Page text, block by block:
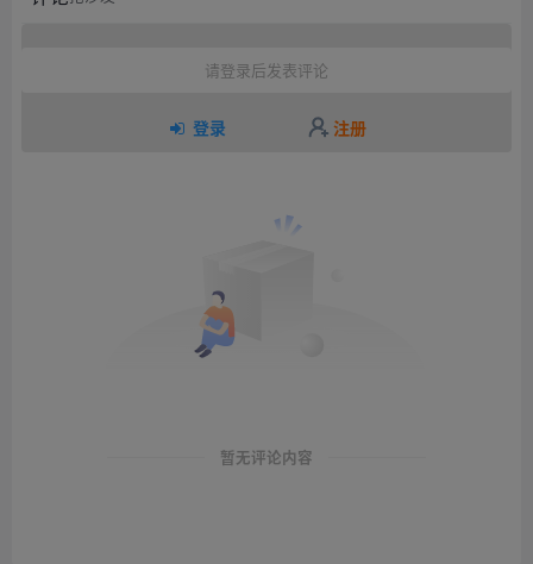
请登录后发表评论
登录 注册
暂无评论内容